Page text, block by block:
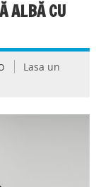
ALBĂ CU
Lasa un